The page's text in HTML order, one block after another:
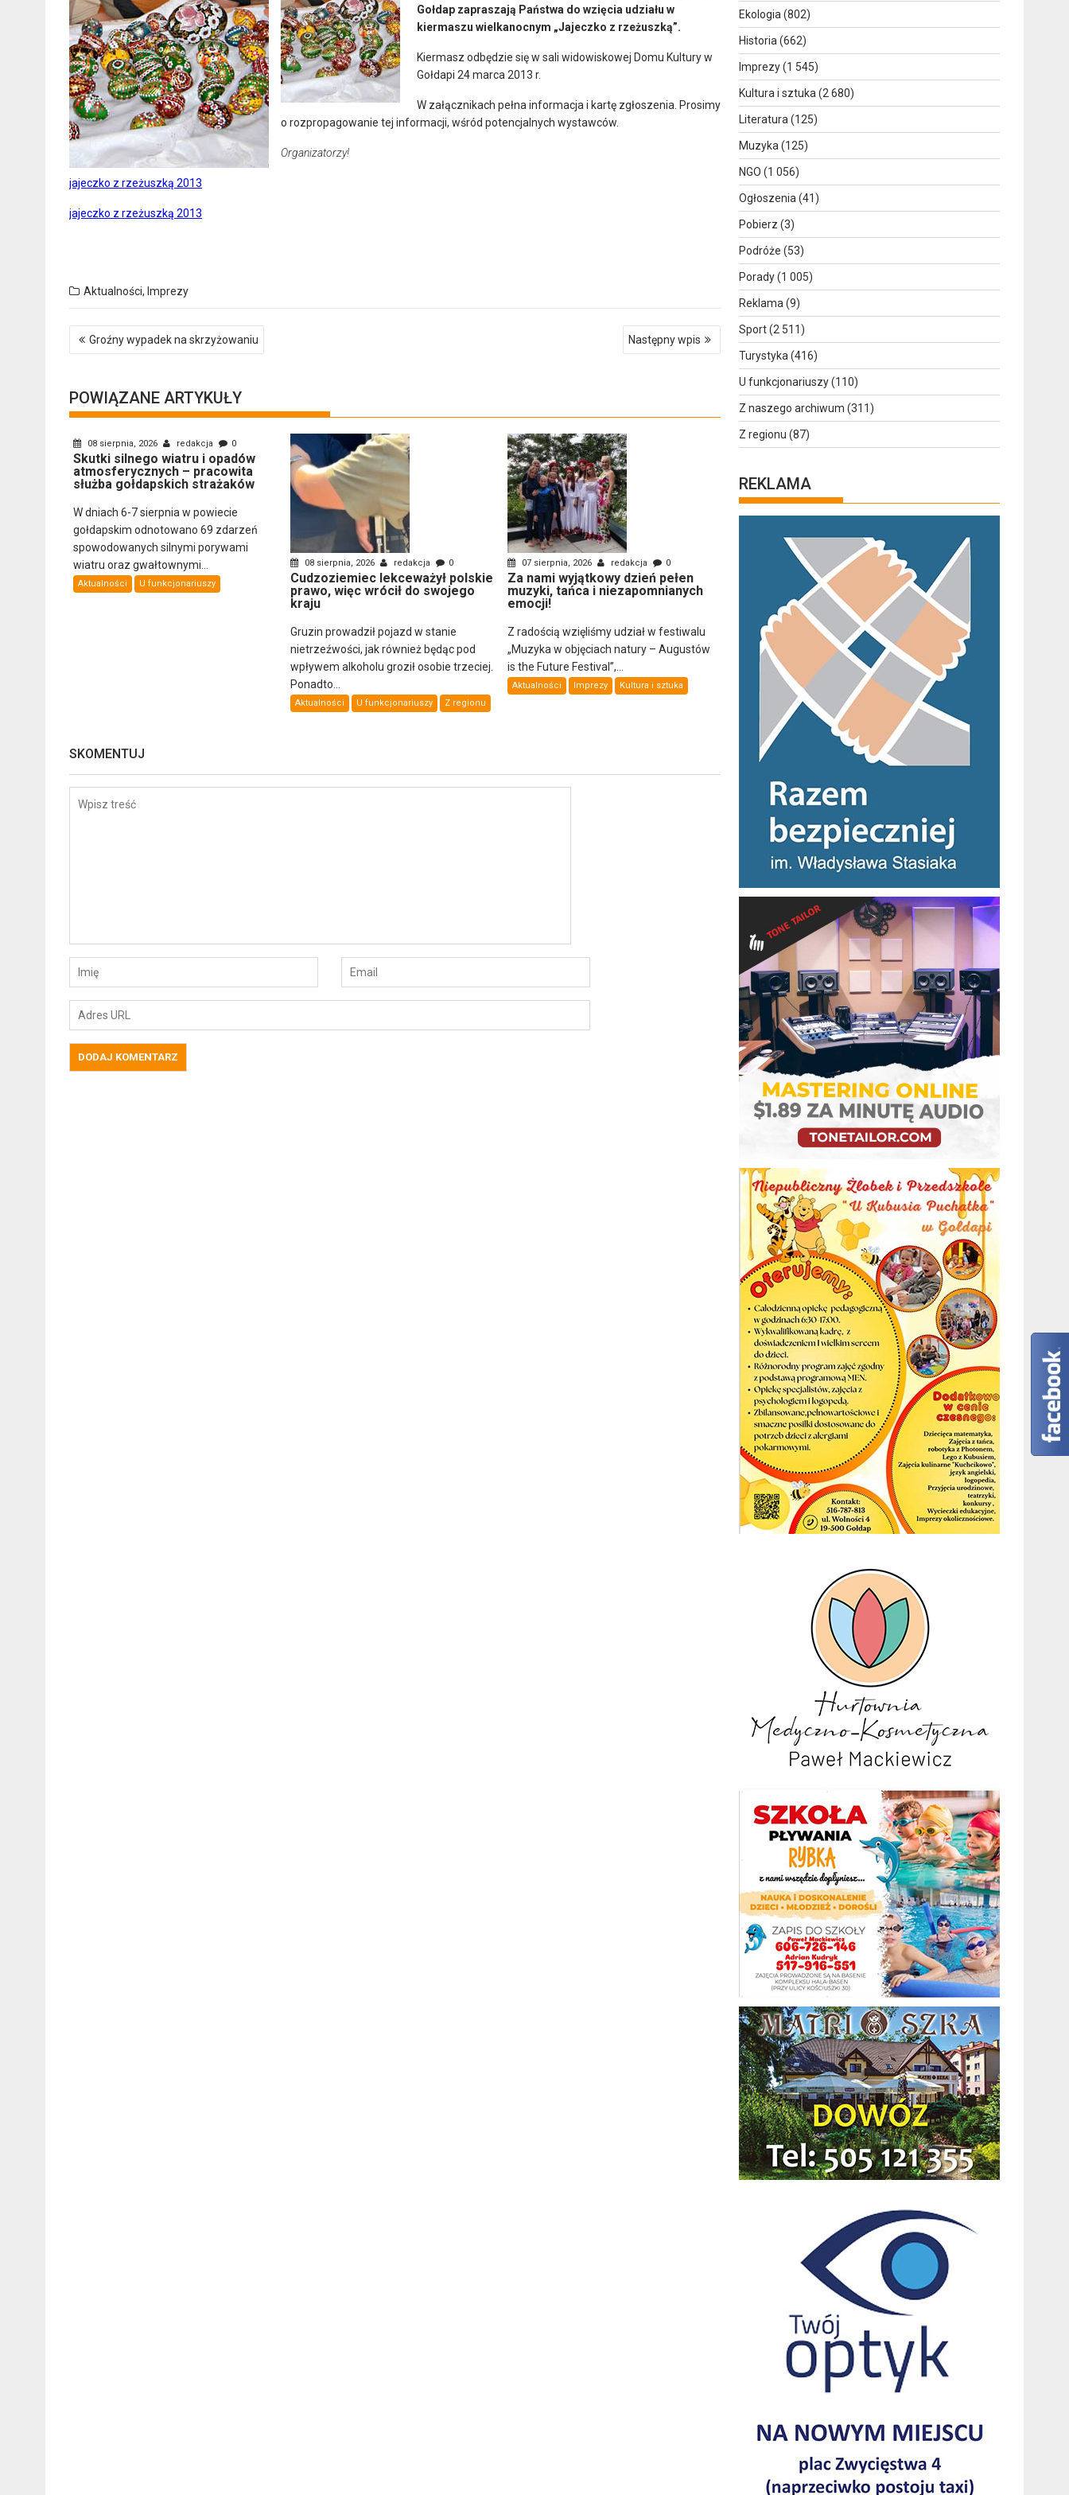
Gołdap zapraszają Państwa do wzięcia udziału w
kiermaszu wielkanocnym „Jajeczko z rzeżuszką”.
Kiermasz odbędzie się w sali widowiskowej Domu Kultury w
Gołdapi 24 marca 2013 r.
W załącznikach pełna informacja i kartę zgłoszenia. Prosimy
o rozpropagowanie tej informacji, wśród potencjalnych wystawców.
Organizatorzy!
jajeczko z rzeżuszką 2013
jajeczko z rzeżuszką 2013
Aktualności, Imprezy
Nawigacja
wpisu
Groźny wypadek na skrzyżowaniu Następny wpis
POWIĄZANE ARTYKUŁY
08 sierpnia, 2026 redakcja 0
Skutki silnego wiatru i opadów
atmosferycznych – pracowita
służba gołdapskich strażaków
W dniach 6-7 sierpnia w powiecie
gołdapskim odnotowano 69 zdarzeń
spowodowanych silnymi porywami
wiatru oraz gwałtownymi...
Aktualności U funkcjonariuszy
08 sierpnia, 2026 redakcja 0
Cudzoziemiec lekceważył polskie
prawo, więc wrócił do swojego
kraju
Gruzin prowadził pojazd w stanie
nietrzeźwości, jak również będąc pod
wpływem alkoholu groził osobie trzeciej.
Ponadto...
Aktualności U funkcjonariuszy Z regionu
07 sierpnia, 2026 redakcja 0
Za nami wyjątkowy dzień pełen
muzyki, tańca i niezapomnianych
emocji!
Z radością wzięliśmy udział w festiwalu
„Muzyka w objęciach natury – Augustów
is the Future Festival”,...
Aktualności Imprezy Kultura i sztuka
SKOMENTUJ
Ekologia (802)
Historia (662)
Imprezy(1 545)
Kultura i sztuka (2 680)
Literatura (125)
Muzyka (125)
NGO (1 056)
Ogłoszenia (41)
Pobierz (3)
Podróże (53)
Porady(1 005)
Reklama (9)
Sport(2 511)
Turystyka (416)
U funkcjonariuszy(110)
Z naszego archiwum (311)
Z regionu (87)
REKLAMA